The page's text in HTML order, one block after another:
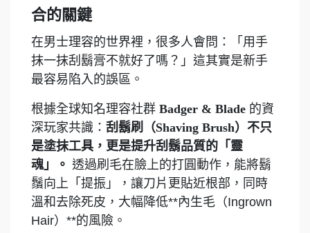
合的關鍵
在男士理容的世界裡，很多人會問：「用手
抹一抹刮鬍膏不就好了嗎？」這其實是新手
最容易陷入的誤區。
根據全球知名理容社群 Badger & Blade 的資
深玩家共識： 刮鬍刷（Shaving Brush）不只
是塗抹工具，更是提升刮鬍品質的「靈
魂」。 透過刷毛在臉上的打圓動作，能將鬍
鬚向上「提振」，讓刀片更貼近根部，同時
溫和去除死皮，大幅降低**內生毛（Ingrown
Hair）**的風險。